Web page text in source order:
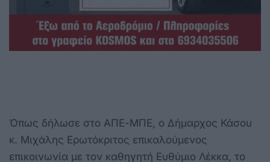
Όπως δήλωσε στο ΑΠΕ-ΜΠΕ, o Δήμαρχος Κάσου
κ. Μιχάλης Ερωτόκριτος επικαλούμενος
επικοινωνία με τον καθηγητή Ευθύμιο Λέκκα, το